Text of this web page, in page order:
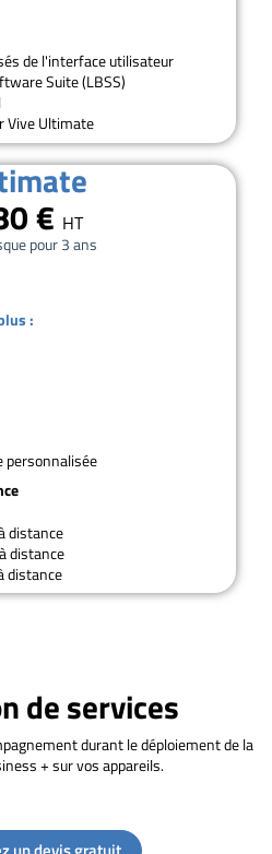
de l'interface utilisateur
Suite (LBSS)
Vive Ultimate
€ HT
pour 3 ans
:
personnalisée
distance
distance
distance
de services
durant le déploiement de la
+ sur vos appareils.